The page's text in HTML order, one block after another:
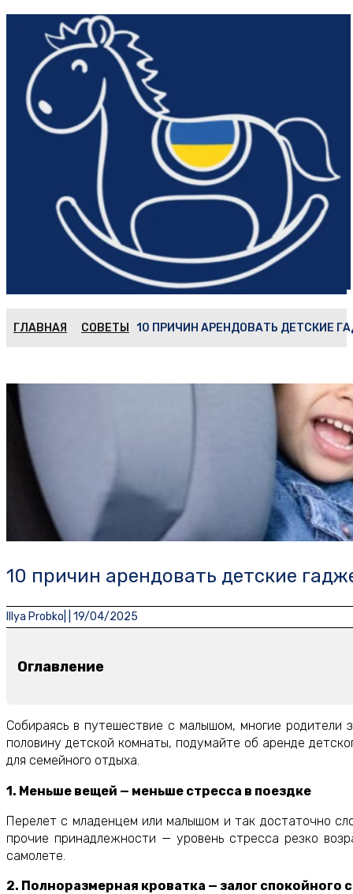
ГЛАВНАЯ СОВЕТЫ 10 ПРИЧИН АРЕНДОВАТЬ ДЕТСКИЕ
10 причин арендовать детские
Illya Probko 19/04/2025
Оглавление
Собираясь в путешествие с малышом, многие
половину детской комнаты, подумайте об аренде
для семейного отдыха.
1. Меньше вещей — меньше стресса в поездке
Перелет с младенцем или малышом и так достаточно
прочие принадлежности — уровень стресса резко
самолете.
2. Полноразмерная кроватка — залог спокойного